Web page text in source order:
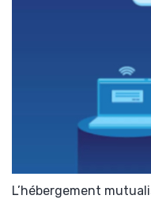
L’hébergement